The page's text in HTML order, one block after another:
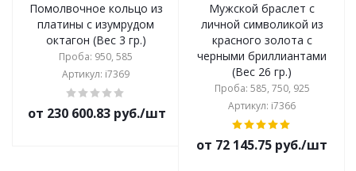
Помолвочное кольцо из
платины с изумрудом
октагон (Вес 3 гр.)
Проба: 950, 585
Артикул: i7369
от 230 600.83 руб./шт
Мужской браслет с
личной символикой из
красного золота с
черными бриллиантами
(Вес 26 гр.)
Проба: 585, 750, 925
Артикул: i7366
от 72 145.75 руб./шт